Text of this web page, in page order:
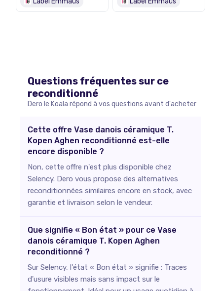
Questions fréquentes sur ce
reconditionné
Dero le Koala répond à vos questions avant d'acheter
Cette offre Vase danois céramique T.
Kopen Aghen reconditionné est-elle
encore disponible ?
Non, cette offre n'est plus disponible chez
Selency. Dero vous propose des alternatives
reconditionnées similaires encore en stock, avec
garantie et livraison selon le vendeur.
Que signifie « Bon état » pour ce Vase
danois céramique T. Kopen Aghen
reconditionné ?
Sur Selency, l'état « Bon état » signifie : Traces
d'usure visibles mais sans impact sur le